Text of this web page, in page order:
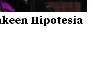
Hipotesia